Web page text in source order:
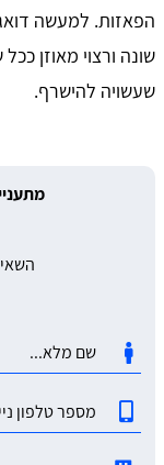
הפאזות. למעשה
שונה ורצוי מאוזן
שעשויה להישרף.